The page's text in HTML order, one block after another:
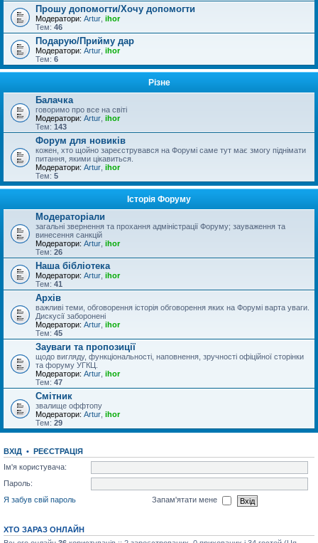
Прошу допомогти/Хочу допомогти
Модератори: Artur ihor
Тем: 46
Подарую/Прийму дар
Модератори: Artur ihor
Тем: 6
Різне
Балачка
говоримо про все на світі
Модератори: Artur ihor
Тем: 143
Форум для новиків
кожен, хто щойно зареєструвався на Форумі саме тут має змогу піднімати
питання, якими цікавиться.
Модератори: Artur ihor
Тем: 5
Історія Форуму
Модераторіали
загальні звернення та прохання адміністрації Форуму; зауваження та
винесення санкцій
Модератори: Artur ihor
Тем: 26
Наша бібліотека
Модератори: Artur ihor
Тем: 41
Архів
важливі теми, обговорення історія обговорення яких на Форумі варта уваги.
Дискусії заборонені
Модератори: Artur ihor
Тем: 45
Зауваги та пропозиції
щодо вигляду, функціональності, наповнення, зручності офіційної сторінки
та форуму УГКЦ.
Модератори: Artur ihor
Тем: 47
Смітник
звалище оффтопу
Модератори: Artur ihor
Тем: 29
ВХІД • РЕЄСТРАЦІЯ
Ім'я користувача:
Пароль:
Я забув свій пароль
Запам'ятати мене
ХТО ЗАРАЗ ОНЛАЙН